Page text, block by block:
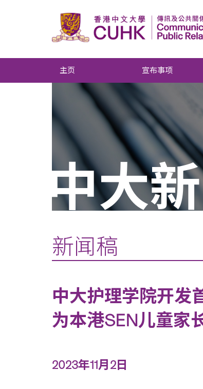
主页 宣布事项
中大
新闻稿
中大护理学院开发
为本港SEN儿童家
2023年11月2日